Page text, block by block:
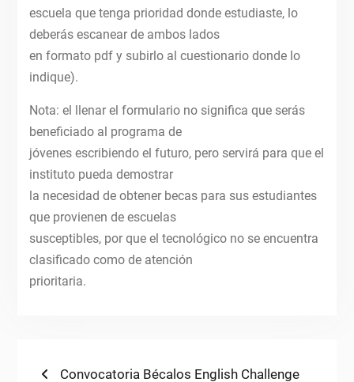
escuela que tenga prioridad donde estudiaste, lo
deberás escanear de ambos lados
en formato pdf y subirlo al cuestionario donde lo
indique).
Nota: el llenar el formulario no significa que serás
beneficiado al programa de
jóvenes escribiendo el futuro, pero servirá para que el
instituto pueda demostrar
la necesidad de obtener becas para sus estudiantes
que provienen de escuelas
susceptibles, por que el tecnológico no se encuentra
clasificado como de atención
prioritaria.
Navegación
Previous
Convocatoria Bécalos English Challenge